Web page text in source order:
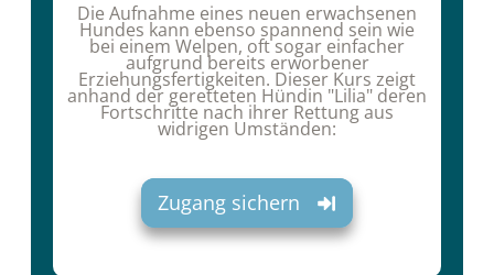
Die Aufnahme eines neuen erwachsenen
Hundes kann ebenso spannend sein wie
bei einem Welpen, oft sogar einfacher
aufgrund bereits erworbener
Erziehungsfertigkeiten. Dieser Kurs zeigt
anhand der geretteten Hündin "Lilia" deren
Fortschritte nach ihrer Rettung aus
widrigen Umständen:
Zugang sichern